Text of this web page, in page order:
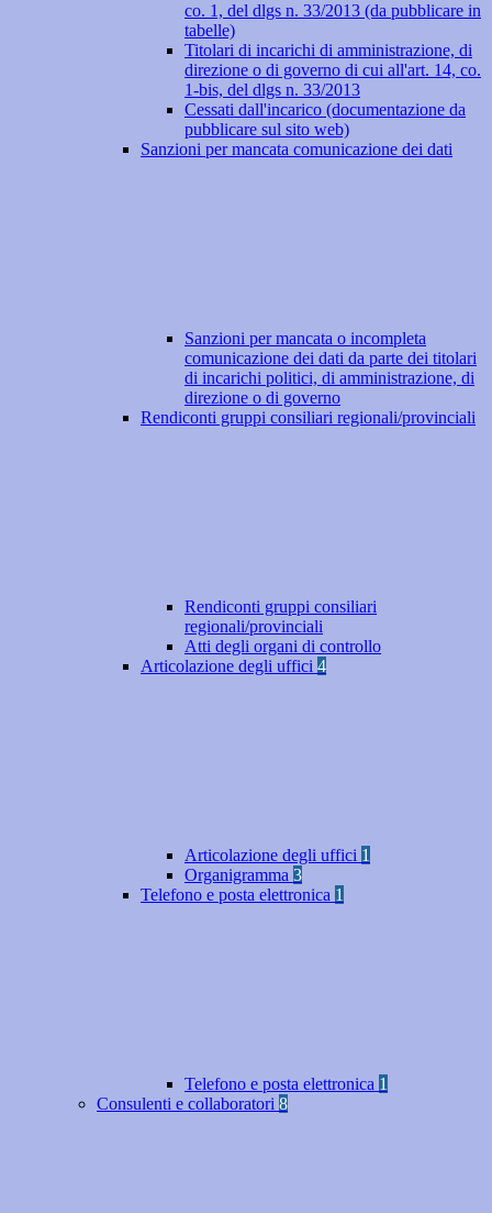
co. 1, del dlgs n. 33/2013 (da pubblicare in
tabelle)
Titolari di incarichi di amministrazione, di
direzione o di governo di cui all'art. 14, co.
1-bis, del dlgs n. 33/2013
Cessati dall'incarico (documentazione da
pubblicare sul sito web)
Sanzioni per mancata comunicazione dei dati
Sanzioni per mancata o incompleta
comunicazione dei dati da parte dei titolari
di incarichi politici, di amministrazione, di
direzione o di governo
Rendiconti gruppi consiliari regionali/provinciali
Rendiconti gruppi consiliari
regionali/provinciali
Atti degli organi di controllo
Articolazione degli uffici 4
Articolazione degli uffici 1
Organigramma 3
Telefono e posta elettronica 1
Telefono e posta elettronica 1
Consulenti e collaboratori 8